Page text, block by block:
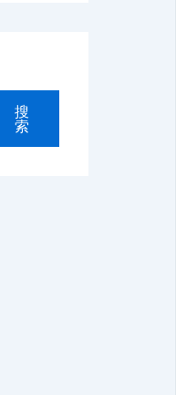
搜
索